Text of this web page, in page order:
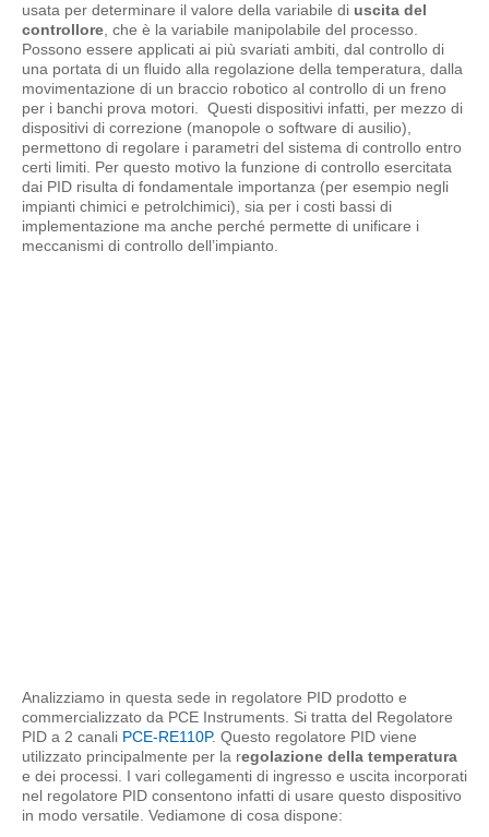
usata per determinare il valore della variabile di uscita del
controllore , che è la variabile manipolabile del processo.
Possono essere applicati ai più svariati ambiti, dal controllo di
una portata di un fluido alla regolazione della temperatura, dalla
movimentazione di un braccio robotico al controllo di un freno
per i banchi prova motori. Questi dispositivi infatti, per mezzo di
dispositivi di correzione (manopole o software di ausilio),
permettono di regolare i parametri del sistema di controllo entro
certi limiti. Per questo motivo la funzione di controllo esercitata
dai PID risulta di fondamentale importanza (per esempio negli
impianti chimici e petrolchimici), sia per i costi bassi di
implementazione ma anche perché permette di unificare i
meccanismi di controllo dell’impianto.
Analizziamo in questa sede in regolatore PID prodotto e
commercializzato da PCE Instruments. Si tratta del Regolatore
PID a 2 canali PCE-RE110P. Questo regolatore PID viene
utilizzato principalmente per la regolazione della temperatura
e dei processi. I vari collegamenti di ingresso e uscita incorporati
nel regolatore PID consentono infatti di usare questo dispositivo
in modo versatile. Vediamone di cosa dispone: